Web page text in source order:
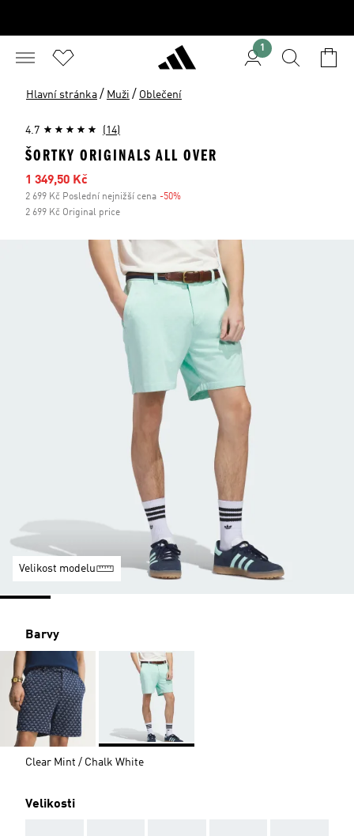
1
Hlavní stránka / Muži / Oblečení
4.7 (14)
ŠORTKY ORIGINALS ALL OVER
Zlevněná cena
1 349,50 Kč
2 699 Kč Poslední nejnižší cena -50%
2 699 Kč Original price
Velikost modelu
Barvy
Clear Mint / Chalk White
Velikosti